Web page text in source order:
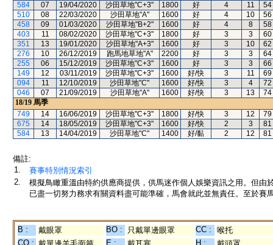
584
07 19/04/2020 沙田草地"C+3" 1800 好 4 11
54
510
08 22/03/2020 沙田草地"A" 1600 好 4 10
56
458
09 01/03/2020 沙田草地"B+2" 1600 好 4 8
58
403
11 08/02/2020 沙田草地"C+3" 1800 好 3 3
60
351
13 19/01/2020 沙田草地"A+3" 1600 好 3 10
62
276
10 26/12/2019 跑馬地草地"A" 2200 好 3 3
64
255
06 15/12/2019 沙田草地"C+3" 1600 好 3 3
66
149
12 03/11/2019 沙田草地"C+3" 1600 好/快 3 11
69
094
11 12/10/2019 沙田草地"C" 1600 好/快 3 4
72
046
07 21/09/2019 沙田草地"A" 1600 好/快 3 13
74
18/19 馬季
749
14 16/06/2019 沙田草地"C+3" 1800 好/快 3 12
79
675
14 18/05/2019 沙田草地"C+3" 1600 好/快 2 3
81
584
13 14/04/2019 沙田草地"C" 1400 好/黏 2 12 81
備註:
1.
賽事特別情況索引
2.
模擬鳥瞰重溫由特約供應商提供，供馬迷作個人娛樂資訊之用。但
已盡一切努力務求有關資料盡可能準確，馬會就此並無責任。至於賽
B : 戴眼罩 BO : 只戴單邊眼罩 CC :
喉托
CO :
E : H :